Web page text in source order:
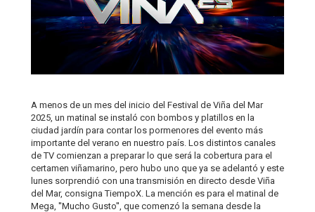
A menos de un mes del inicio del Festival de Viña del Mar
2025, un matinal se instaló con bombos y platillos en la
ciudad jardín para contar los pormenores del evento más
importante del verano en nuestro país. Los distintos canales
de TV comienzan a preparar lo que será la cobertura para el
certamen viñamarino, pero hubo uno que ya se adelantó y este
lunes sorprendió con una transmisión en directo desde Viña
del Mar, consigna TiempoX. La mención es para el matinal de
Mega, ''Mucho Gusto'', que comenzó la semana desde la